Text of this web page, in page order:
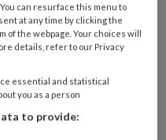
toch aan het lezen
baby’s niet!
zelfs terug. Nico
can resurface this menu to
at any time by clicking the
of the webpage. Your choices will
details, refer to our Privacy
essential and statistical
you as a person
to provide: